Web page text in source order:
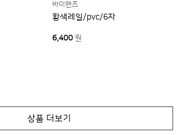
자를 함께 표기 상세페이지참조
상세페이지참조
상세페이지참조
바이핸즈
황색레일/pvc/6자
6,400 원
상품 더보기